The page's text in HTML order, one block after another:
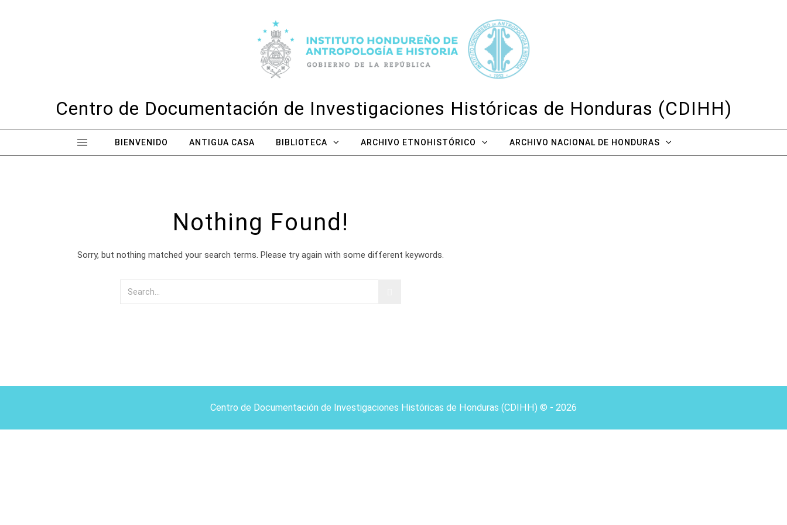
Centro de Documentación de Investigaciones Históricas de Honduras (CDIHH)
BIENVENIDO ANTIGUA CASA BIBLIOTECA ARCHIVO ETNOHISTÓRICO ARCHIVO NACIONAL DE HONDURAS
Nothing Found!
Sorry, but nothing matched your search terms. Please try again with some different keywords.
Centro de Documentación de Investigaciones Históricas de Honduras (CDIHH) © - 2026